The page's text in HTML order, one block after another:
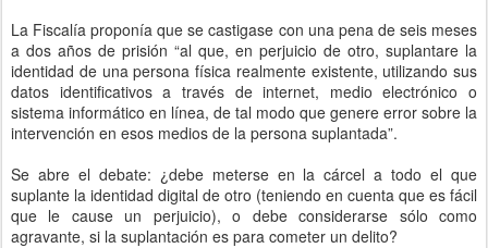
La Fiscalía proponía que se castigase con una pena de seis meses
a dos años de prisión “al que, en perjuicio de otro, suplantare la
identidad de una persona física realmente existente, utilizando sus
datos identificativos a través de internet, medio electrónico o
sistema informático en línea, de tal modo que genere error sobre la
intervención en esos medios de la persona suplantada”.
Se abre el debate: ¿debe meterse en la cárcel a todo el que
suplante la identidad digital de otro (teniendo en cuenta que es fácil
que le cause un perjuicio), o debe considerarse sólo como
agravante, si la suplantación es para cometer un delito?